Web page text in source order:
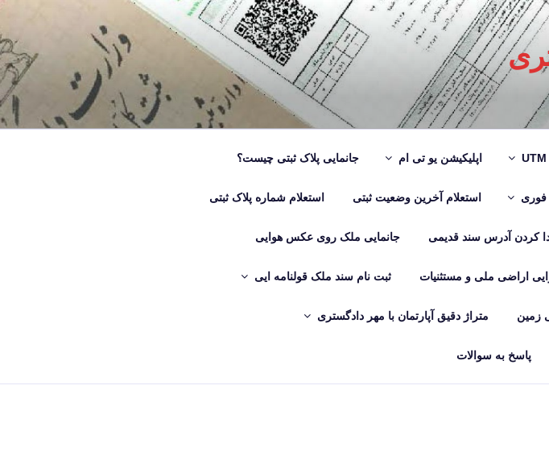
اپلیکیشن یو تی ام جانمایی پلاک ثبتی چیست؟
فوری استعلام آخرین وضعیت ثبتی استعلام شماره پلاک ثبتی
کردن آدرس سند قدیمی جانمایی ملک روی عکس هوایی
اراضی ملی و مستثنیات ثبت نام سند ملک قولنامه ایی
زمین متراژ دقیق آپارتمان با مهر دادگستری
پاسخ به سوالات